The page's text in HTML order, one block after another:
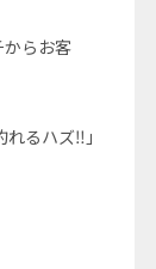
らお客
るハズ‼️」